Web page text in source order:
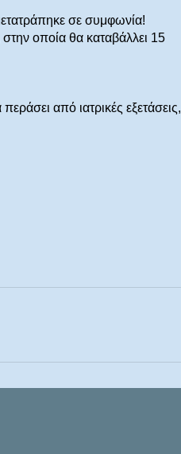
σε συμφωνία!
οποία θα καταβάλλει 15
από ιατρικές εξετάσεις,